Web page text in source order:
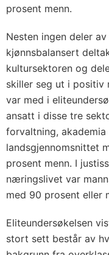
prosent menn.
Nesten ingen deler
kjønnsbalansert
kultursektoren og
skiller seg ut i positiv
var med i
ansatt i disse tre
forvaltning,
landsgjennomsnittet
prosent menn. I
næringslivet var
med 90 prosent eller
Eliteundersøkelsen
stort sett består av